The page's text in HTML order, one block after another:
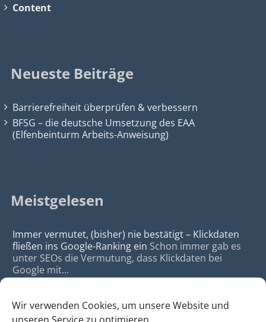
Wir verwenden Cookies, um unsere Website und
Content
Neueste Beiträge
Barrierefreiheit überprüfen & verbessern
BFSG – die deutsche Umsetzung des EAA
(Elfenbeinturm Arbeits-Anweisung)
Meistgelesen
Immer vermutet, (bisher) nie bestätigt – Klickdaten
fließen ins Google-Ranking ein Schon immer gab es
unter SEOs die Vermutung, dass Klickdaten bei
Google mit...